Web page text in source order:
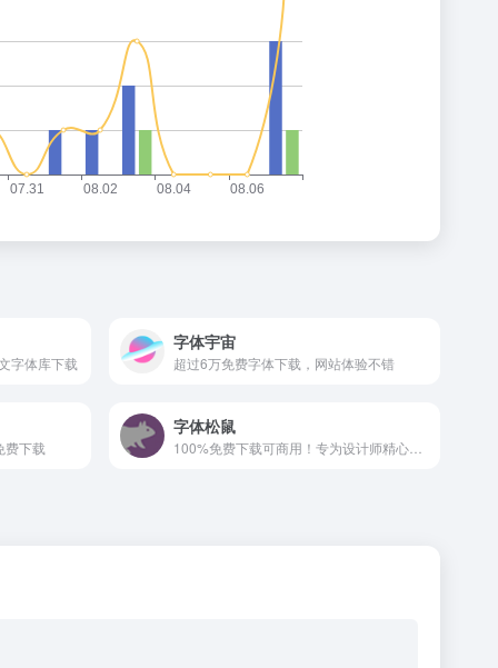
字体库下载
字体宇宙
超过6万免费字体下载，网站体验不错
费下载
字体松鼠